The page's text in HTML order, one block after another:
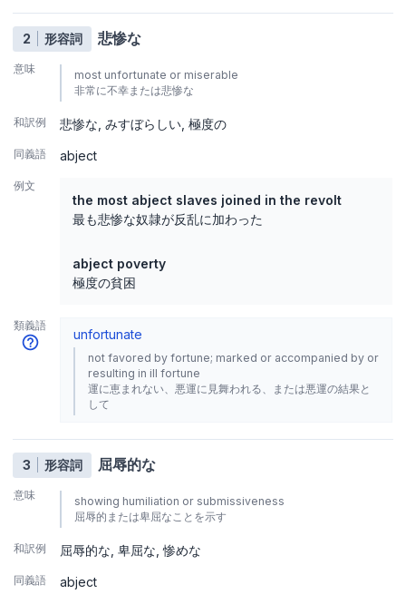
2 形容詞 悲惨な
意味
most unfortunate or miserable
非常に不幸または悲惨な
和訳例 悲惨な みすぼらしい 極度の
同義語 abject
例文
the most abject slaves joined in the revolt
最も悲惨な奴隷が反乱に加わった
abject poverty
極度の貧困
類義語
unfortunate
not favored by fortune; marked or accompanied by or
resulting in ill fortune
運に恵まれない、悪運に見舞われる、または悪運の結果と
して
3 形容詞 屈辱的な
意味
showing humiliation or submissiveness
屈辱的または卑屈なことを示す
和訳例 屈辱的な 卑屈な 惨めな
同義語 abject